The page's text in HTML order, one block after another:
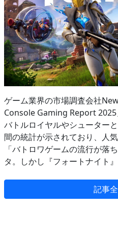
ゲーム業界の市場調査会社
Console Gaming Report
バトルロイヤルやシューター
間の統計が示されており、人
「バトロワゲームの流行が落
タ。しかし『フォートナイト
記事